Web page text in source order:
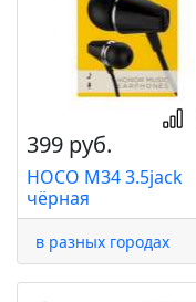
399 руб.
HOCO M34 3.5jack
чёрная
в разных городах